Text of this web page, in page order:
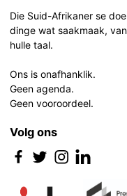
Die Suid-Afrikaner se
dinge wat saakmaak,
hulle taal.
Ons is onafhanklik.
Geen agenda.
Geen vooroordeel.
Volg ons